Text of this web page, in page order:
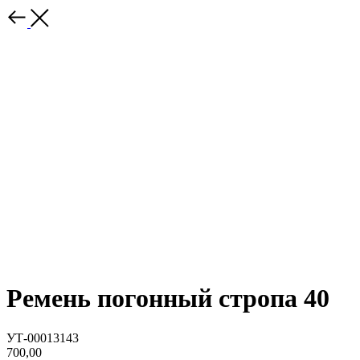
Ремень погонный стропа 40
УТ-00013143
700,00